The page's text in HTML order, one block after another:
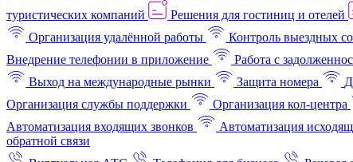
туристических компаний
Решения для гостиниц и отелей
Организация удалённой работы
Контроль выездных
Внедрение телефонии в приложение
Работа с
Выход на международные рынки
Защита номера
Организация службы поддержки
Организация кол-центра
Автоматизация входящих звонков
Автоматизация
обратной связи